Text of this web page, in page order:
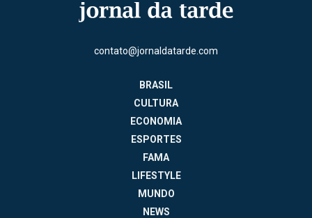
contato@jornaldatarde.com
BRASIL
CULTURA
ECONOMIA
ESPORTES
FAMA
LIFESTYLE
MUNDO
NEWS